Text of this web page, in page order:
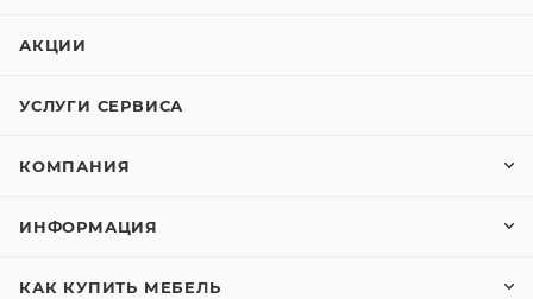
АКЦИИ
УСЛУГИ СЕРВИСА
КОМПАНИЯ
ИНФОРМАЦИЯ
КАК КУПИТЬ МЕБЕЛЬ